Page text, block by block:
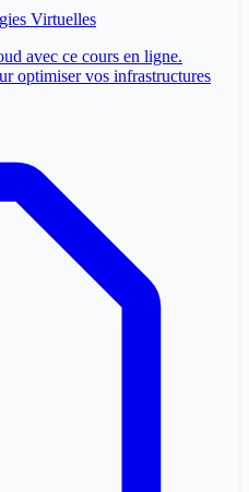
Virtuelles
avec ce cours en ligne.
optimiser vos infrastructures